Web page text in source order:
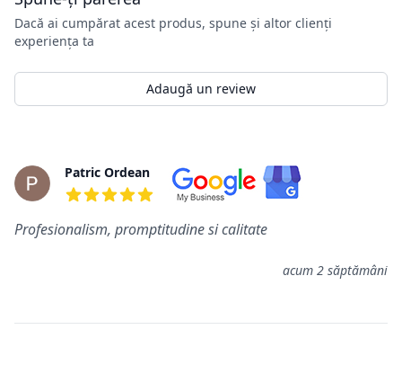
Dacă ai cumpărat acest produs, spune și altor clienți
experiența ta
Adaugă un review
Review-uriPatric Ordean
Profesionalism, promptitudine si calitate
acum 2 săptămâni